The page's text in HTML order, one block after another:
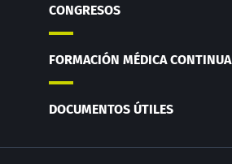
CONGRESOS
FORMACIÓN MÉDICA CONTINUA
DOCUMENTOS ÚTILES